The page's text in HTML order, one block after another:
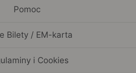
Pomoc
Bilety / EM-karta
i Cookies